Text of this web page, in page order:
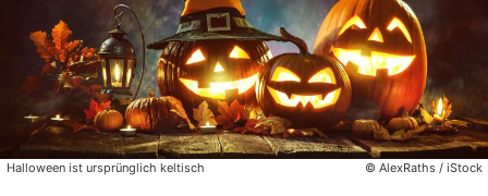
Halloween ist ursprünglich keltisch © AlexRaths / iStock